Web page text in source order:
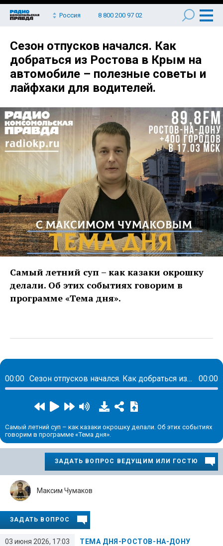
Россия 8 800 200 97 02
Сезон отпусков начался. Как
добраться из Ростова в Крым на
автомобиле – полезные советы и
лайфхаки для водителей.
Самый летний суп – как казаки окрошку
делали. Об этих событиях говорим в
программе «Тема дня».
00:00 Сезон отпусков начался. Как добраться из Ростова в Крым на автомобиле – полезные советы и лайфхаки для водителей. 00:00
Самый летний суп – как казаки окрошку делали. Об этих событиях
говорим в программе «Тема дня».
ЗАДАТЬ ВОПРОС ВЕДУЩИМ ИЛИ ГОСТЮ
03 июня 2026, 17:03 ТЕМА ДНЯ-РОСТОВ-НА-ДОНУ
Максим Чумаков
ЗАДАТЬ ВОПРОС